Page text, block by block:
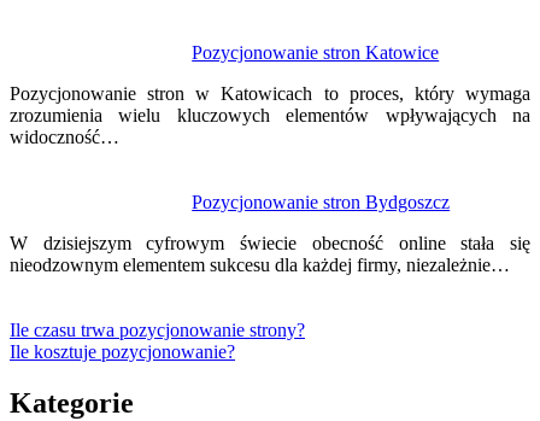
Pozycjonowanie stron Katowice
Pozycjonowanie stron w Katowicach to proces, który wymaga
zrozumienia wielu kluczowych elementów wpływających na
widoczność…
Pozycjonowanie stron Bydgoszcz
W dzisiejszym cyfrowym świecie obecność online stała się
nieodzownym elementem sukcesu dla każdej firmy, niezależnie…
Ile czasu trwa pozycjonowanie strony?
Ile kosztuje pozycjonowanie?
Kategorie